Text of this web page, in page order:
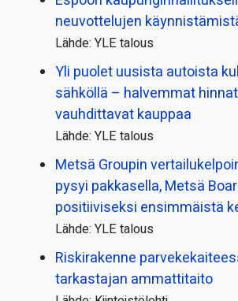
neuvottelujen
Lähde: YLE talous
Yli puolet uusista autoista
sähköllä – halvemmat
vauhdittavat kauppaa
Lähde: YLE talous
Metsä Groupin
pysyi pakkasella, Metsä
positiiviseksi ensimmäistä
Lähde: YLE talous
Riskirakenne
tarkastajan ammattitaito